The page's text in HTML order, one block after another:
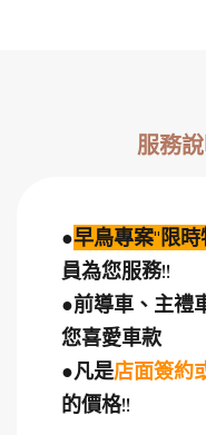
服務
●早鳥專案"限
員為您服務!!
●前導車、主禮
您喜愛車款
●凡是店面簽約
的價格!!